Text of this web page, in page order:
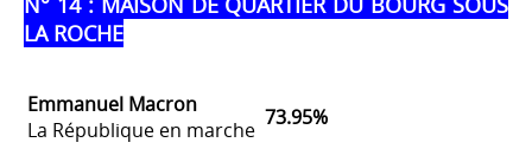
LA ROCHE
Emmanuel Macron
La République en marche 73.95%